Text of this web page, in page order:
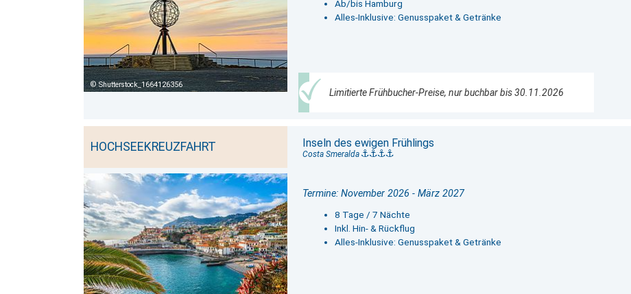
Shutterstock_1664126356
Ab/bis Hamburg
Alles-Inklusive: Genusspaket & Getränke
Limitierte Frühbucher-Preise, nur buchbar bis 30.11.2026
HOCHSEEKREUZFAHRT Inseln des ewigen Frühlings
Costa Smeralda
Termine: November 2026 - März 2027
8 Tage / 7 Nächte
Inkl. Hin- & Rückflug
Alles-Inklusive: Genusspaket & Getränke